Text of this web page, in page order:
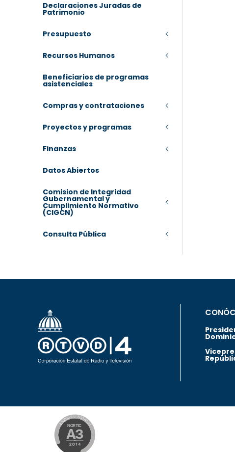
Declaraciones Juradas de
Patrimonio
Presupuesto
Recursos Humanos
Beneficiarios de programas
asistenciales
Compras y contrataciones
Proyectos y programas
Finanzas
Datos Abiertos
Comision de Integridad
Gubernamental y
Cumplimiento Normativo
(CIGCN)
Consulta Pública